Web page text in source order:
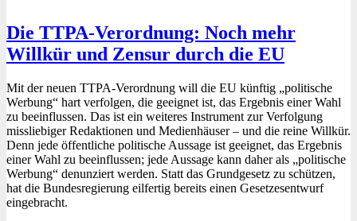
Die TTPA-Verordnung: Noch mehr
Willkür und Zensur durch die EU
Mit der neuen TTPA-Verordnung will die EU künftig „politische
Werbung“ hart verfolgen, die geeignet ist, das Ergebnis einer Wahl
zu beeinflussen. Das ist ein weiteres Instrument zur Verfolgung
missliebiger Redaktionen und Medienhäuser – und die reine Willkür.
Denn jede öffentliche politische Aussage ist geeignet, das Ergebnis
einer Wahl zu beeinflussen; jede Aussage kann daher als „politische
Werbung“ denunziert werden. Statt das Grundgesetz zu schützen,
hat die Bundesregierung eilfertig bereits einen Gesetzesentwurf
eingebracht.